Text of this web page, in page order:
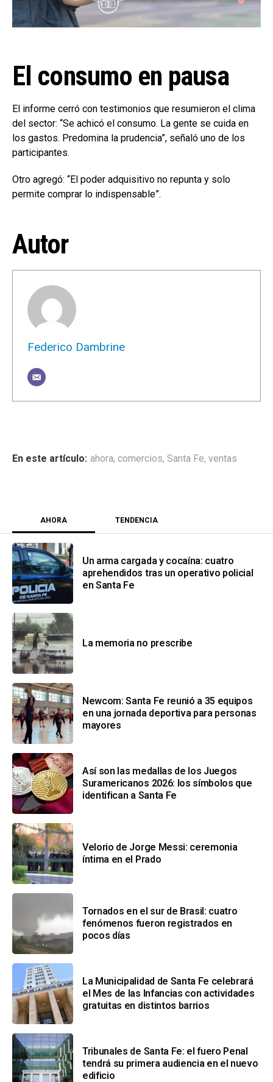
El consumo en pausa
El informe cerró con testimonios que resumieron el clima
del sector: “Se achicó el consumo. La gente se cuida en
los gastos. Predomina la prudencia”, señaló uno de los
participantes.
Otro agregó: “El poder adquisitivo no repunta y solo
permite comprar lo indispensable”.
Autor
Federico Dambrine
ahora, comercios, Santa Fe, ventas
AHORA TENDENCIA
Un arma cargada y cocaína: cuatro
aprehendidos tras un operativo policial
en Santa Fe
La memoria no prescribe
Newcom: Santa Fe reunió a 35 equipos
en una jornada deportiva para personas
mayores
Así son las medallas de los Juegos
Suramericanos 2026: los símbolos que
identifican a Santa Fe
Velorio de Jorge Messi: ceremonia
íntima en el Prado
Tornados en el sur de Brasil: cuatro
fenómenos fueron registrados en
pocos días
La Municipalidad de Santa Fe celebrará
el Mes de las Infancias con actividades
gratuitas en distintos barrios
Tribunales de Santa Fe: el fuero Penal
tendrá su primera audiencia en el nuevo
edificio